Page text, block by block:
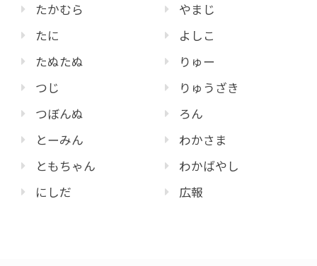
たかむら
たに
たぬたぬ
つじ
つぼんぬ
とーみん
ともちゃん
にしだ
やまじ
よしこ
りゅー
りゅうざき
ろん
わかさま
わかばやし
広報